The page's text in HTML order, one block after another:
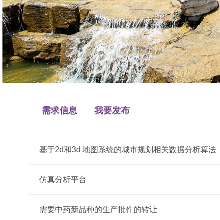
需求信息 我要发布
基于2d和3d 地图系统的城市规划相关数据分析算法
仿真分析平台
需要中药新品种的生产批件的转让